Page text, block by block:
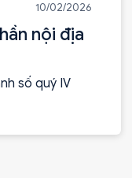
10/02/2026
nội địa
số quý IV